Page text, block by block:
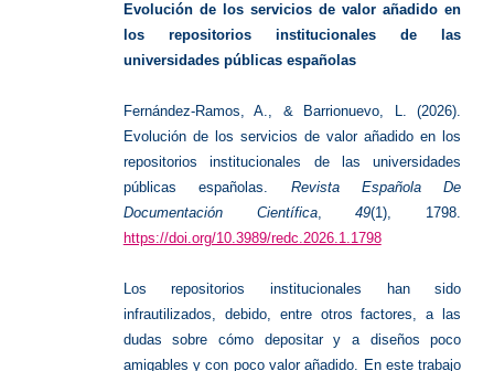
Evolución de los servicios de valor añadido en
los repositorios institucionales de las
universidades públicas españolas
Fernández-Ramos, A., & Barrionuevo, L. (2026).
Evolución de los servicios de valor añadido en los
repositorios institucionales de las universidades
públicas españolas. Revista Española De
Documentación Científica,49(1), 1798.
https://doi.org/10.3989/redc.2026.1.1798
Los repositorios institucionales han sido
infrautilizados, debido, entre otros factores, a las
dudas sobre cómo depositar y a diseños poco
amigables y con poco valor añadido. En este trabajo